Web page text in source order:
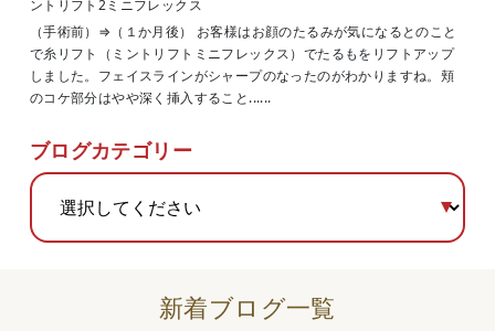
ントリフト2ミニフレックス
（手術前）⇒（１か月後） お客様はお顔のたるみが気になるとのこと
で糸リフト（ミントリフトミニフレックス）でたるもをリフトアップ
しました。フェイスラインがシャープのなったのがわかりますね。頬
のコケ部分はやや深く挿入すること......
ブログカテゴリー
新着ブログ一覧